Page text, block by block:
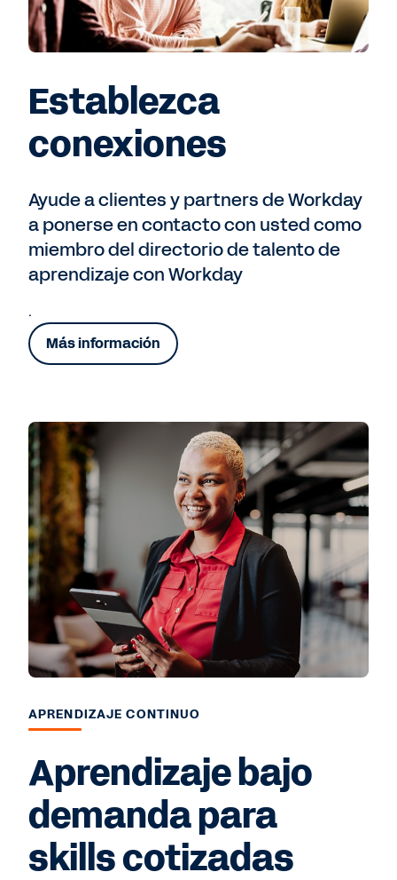
Establezca
conexiones
Ayude a clientes y partners de Workday
a ponerse en contacto con usted como
miembro del directorio de talento de
aprendizaje con Workday
.
Más información
APRENDIZAJE CONTINUO
Aprendizaje bajo
demanda para
skills cotizadas